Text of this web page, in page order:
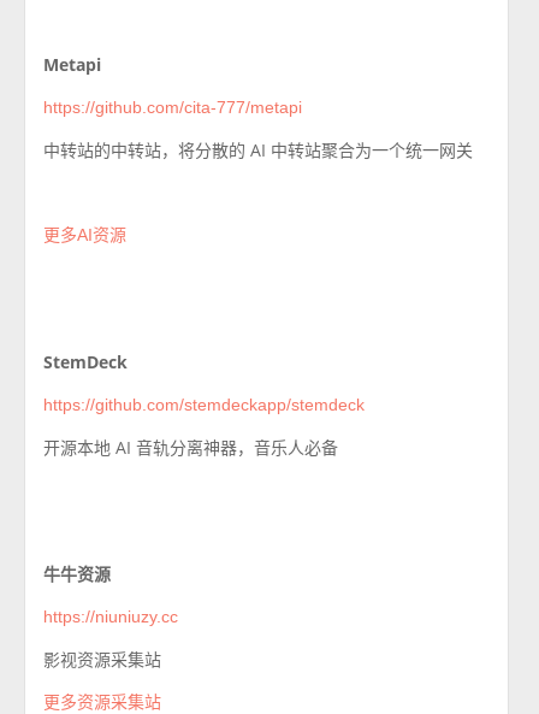
Metapi
https://github.com/cita-777/metapi
中转站的中转站，将分散的 AI 中转站聚合为一个统一网关
更多AI资源
StemDeck
https://github.com/stemdeckapp/stemdeck
开源本地 AI 音轨分离神器，音乐人必备
牛牛资源
https://niuniuzy.cc
影视资源采集站
更多资源采集站